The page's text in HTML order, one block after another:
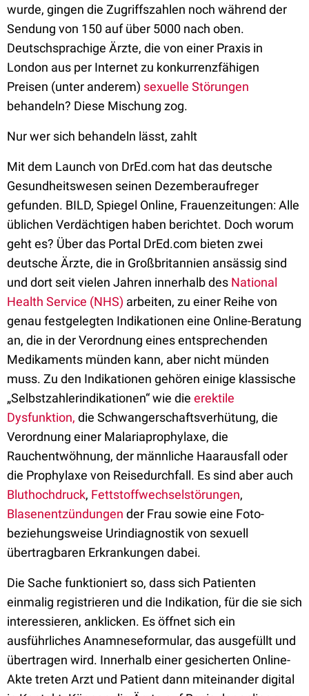
wurde, gingen die Zugriffszahlen noch während der
Sendung von 150 auf über 5000 nach oben.
Deutschsprachige Ärzte, die von einer Praxis in
London aus per Internet zu konkurrenzfähigen
Preisen (unter anderem) sexuelle Störungen
behandeln? Diese Mischung zog.
Nur wer sich behandeln lässt, zahlt
Mit dem Launch von DrEd.com hat das deutsche
Gesundheitswesen seinen Dezemberaufreger
gefunden. BILD, Spiegel Online, Frauenzeitungen: Alle
üblichen Verdächtigen haben berichtet. Doch worum
geht es? Über das Portal DrEd.com bieten zwei
deutsche Ärzte, die in Großbritannien ansässig sind
und dort seit vielen Jahren innerhalb des National
Health Service (NHS) arbeiten, zu einer Reihe von
genau festgelegten Indikationen eine Online-Beratung
an, die in der Verordnung eines entsprechenden
Medikaments münden kann, aber nicht münden
muss. Zu den Indikationen gehören einige klassische
„Selbstzahlerindikationen“ wie die erektile
Dysfunktion, die Schwangerschaftsverhütung, die
Verordnung einer Malariaprophylaxe, die
Rauchentwöhnung, der männliche Haarausfall oder
die Prophylaxe von Reisedurchfall. Es sind aber auch
Bluthochdruck, Fettstoffwechselstörungen,
Blasenentzündungen der Frau sowie eine Foto-
beziehungsweise Urindiagnostik von sexuell
übertragbaren Erkrankungen dabei.
Die Sache funktioniert so, dass sich Patienten
einmalig registrieren und die Indikation, für die sie sich
interessieren, anklicken. Es öffnet sich ein
ausführliches Anamneseformular, das ausgefüllt und
übertragen wird. Innerhalb einer gesicherten Online-
Akte treten Arzt und Patient dann miteinander digital